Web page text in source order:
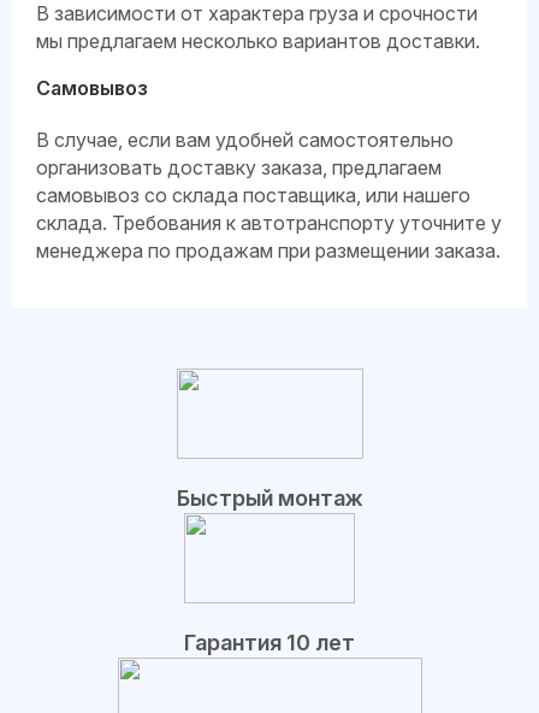
В зависимости от характера груза и срочности
мы предлагаем несколько вариантов доставки.
Самовывоз
В случае, если вам удобней самостоятельно
организовать доставку заказа, предлагаем
самовывоз со склада поставщика, или нашего
склада. Требования к автотранспорту уточните у
менеджера по продажам при размещении заказа.
Быстрый монтаж
Гарантия 10 лет